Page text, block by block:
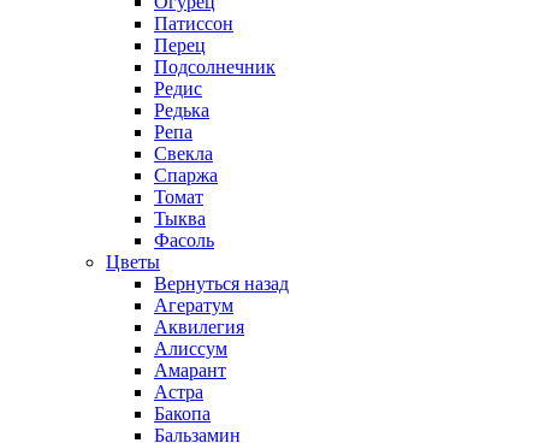
Патиссон
Перец
Подсолнечник
Редис
Редька
Репа
Свекла
Спаржа
Томат
Тыква
Фасоль
Цветы
Вернуться назад
Агератум
Аквилегия
Алиссум
Амарант
Астра
Бакопа
Бальзамин